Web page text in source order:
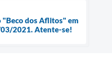
"Beco dos Aflitos" em
2021. Atente-se!